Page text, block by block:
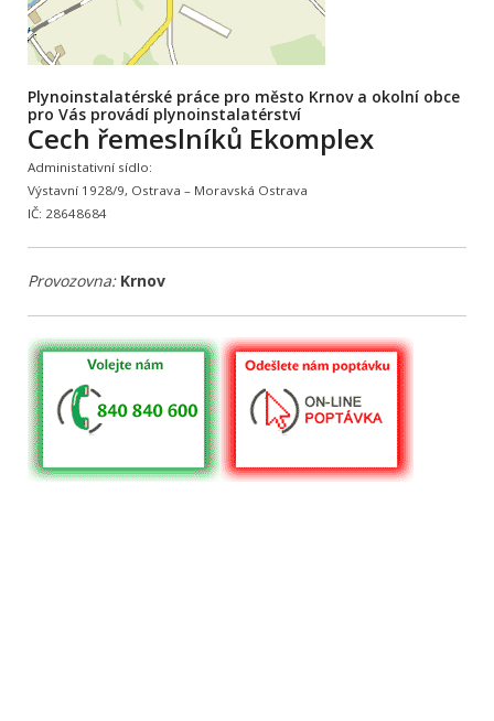
Plynoinstalatérské práce pro město Krnov a okolní obce
pro Vás provádí plynoinstalatérství
Cech řemeslníků Ekomplex
Administativní sídlo:
Výstavní 1928/9, Ostrava – Moravská Ostrava
IČ: 28648684
Provozovna: Krnov